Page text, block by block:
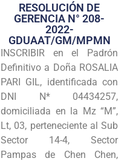
Transparencia
Seguridad
Programas
Intranet
RESOLUCIÓN DE
GERENCIA N° 208-
2022-
GDUAAT/GM/MPMN
INSCRIBIR en el Padrón
Definitivo a Doña ROSALIA
PARI GIL, identificada con
DNI N* 04434257,
domiciliada en la Mz “M”,
Lt, 03, perteneciente al Sub
Sector 14-4, Sector
Pampas de Chen Chen,